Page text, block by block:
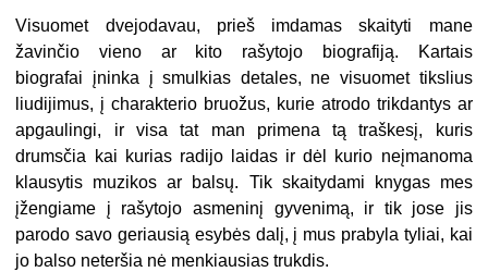
Visuomet dvejodavau, prieš imdamas skaityti mane
žavinčio vieno ar kito rašytojo biografiją. Kartais
biografai įninka į smulkias detales, ne visuomet tikslius
liudijimus, į charakterio bruožus, kurie atrodo trikdantys ar
apgaulingi, ir visa tat man primena tą traškesį, kuris
drumsčia kai kurias radijo laidas ir dėl kurio neįmanoma
klausytis muzikos ar balsų. Tik skaitydami knygas mes
įžengiame į rašytojo asmeninį gyvenimą, ir tik jose jis
parodo savo geriausią esybės dalį, į mus prabyla tyliai, kai
jo balso neteršia nė menkiausias trukdis.